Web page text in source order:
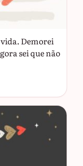
Demorei
sei que não